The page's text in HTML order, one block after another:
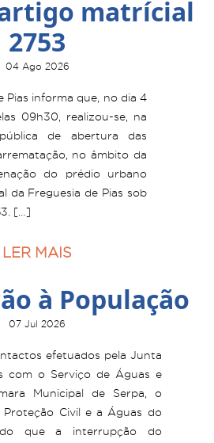
matrícial
2753
04 Ago 2026
Pias informa que, no dia 4
09h30, realizou-se, na
de abertura das
no âmbito da
do prédio urbano
da Freguesia de Pias sob
[…]
LER MAIS
à População
07 Jul 2026
efetuados pela Junta
com o Serviço de Águas e
Municipal de Serpa, o
Proteção Civil e a Águas do
que a interrupção do